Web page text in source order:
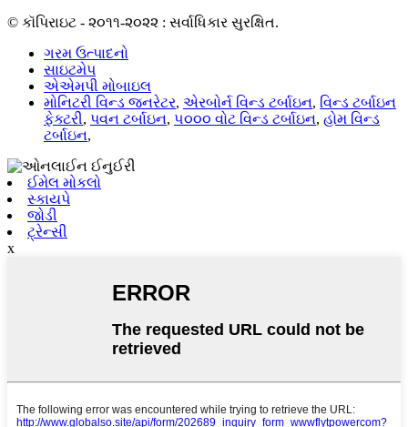
© કૉપિરાઇટ - ૨૦૧૧-૨૦૨૨ : સર્વાધિકાર સુરક્ષિત.
ગરમ ઉત્પાદનો
સાઇટમેપ
એએમપી મોબાઇલ
મોનિટરી વિન્ડ જનરેટર, એરબોર્ન વિન્ડ ટર્બાઇન, વિન્ડ ટર્બાઇન
ફેક્ટરી, પવન ટર્બાઇન, ૫૦૦૦ વોટ વિન્ડ ટર્બાઇન, હોમ વિન્ડ
ટર્બાઇન,
ઈમેલ મોકલો
સ્કાયપે
જોડી
ટ્રેન્સી
x